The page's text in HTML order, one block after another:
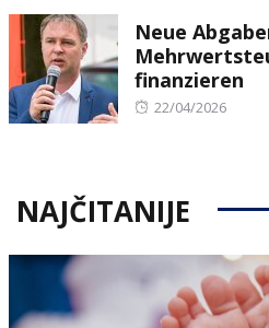
Neue
finanzieren
Posted
22/04/2026
NAJČITANIJE